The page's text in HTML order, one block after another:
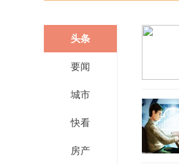
头条
要闻
城市
快看
房产